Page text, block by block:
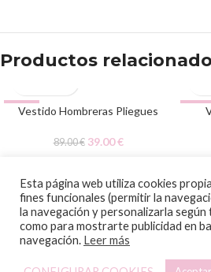
Productos
-56%
Vestido Hombreras Pliegues
89.00€ 39.00€
-51%
© 2020 Papalagi Torremolinos. Todos
Esta página web utiliza cookies
fines funcionales (permitir la
la navegación y personalizarla
como para mostrarte publicidad en
navegación. Leer más